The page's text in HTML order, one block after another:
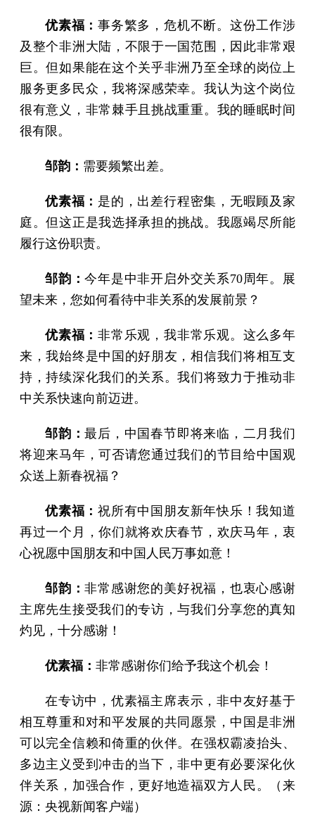
优素福：事务繁多，危机不断。这份工作涉
及整个非洲大陆，不限于一国范围，因此非常艰
巨。但如果能在这个关乎非洲乃至全球的岗位上
服务更多民众，我将深感荣幸。我认为这个岗位
很有意义，非常棘手且挑战重重。我的睡眠时间
很有限。
邹韵： 需要频繁出差。
优素福： 是的，出差行程密集，无暇顾及家
庭。但这正是我选择承担的挑战。我愿竭尽所能
履行这份职责。
邹韵：今年是中非开启外交关系70周年。展
望未来，您如何看待中非关系的发展前景？
优素福：非常乐观，我非常乐观。这么多年
来，我始终是中国的好朋友，相信我们将相互支
持，持续深化我们的关系。我们将致力于推动非
中关系快速向前迈进。
邹韵：最后，中国春节即将来临，二月我们
将迎来马年，可否请您通过我们的节目给中国观
众送上新春祝福？
优素福：祝所有中国朋友新年快乐！我知道
再过一个月，你们就将欢庆春节，欢庆马年，衷
心祝愿中国朋友和中国人民万事如意！
邹韵：非常感谢您的美好祝福，也衷心感谢
主席先生接受我们的专访，与我们分享您的真知
灼见，十分感谢！
优素福： 非常感谢你们给予我这个机会！
在专访中，优素福主席表示，非中友好基于
相互尊重和对和平发展的共同愿景，中国是非洲
可以完全信赖和倚重的伙伴。在强权霸凌抬头、
多边主义受到冲击的当下，非中更有必要深化伙
伴关系，加强合作，更好地造福双方人民。（来
源：央视新闻客户端）